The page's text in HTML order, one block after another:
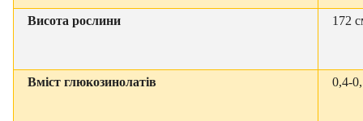
Висота рослини 172
Вміст глюкозинолатів 0,4-